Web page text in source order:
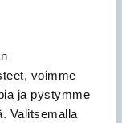
voimme
ja pystymme
Valitsemalla